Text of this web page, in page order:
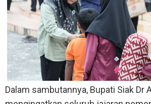
Dalam sambutannya, Bupati Siak Dr